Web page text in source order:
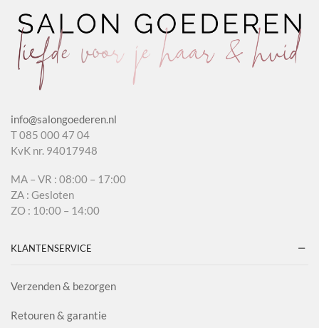
info@salongoederen.nl
T 085 000 47 04
KvK nr. 94017948
MA – VR : 08:00 – 17:00
ZA : Gesloten
ZO : 10:00 – 14:00
KLANTENSERVICE
Verzenden & bezorgen
Retouren & garantie